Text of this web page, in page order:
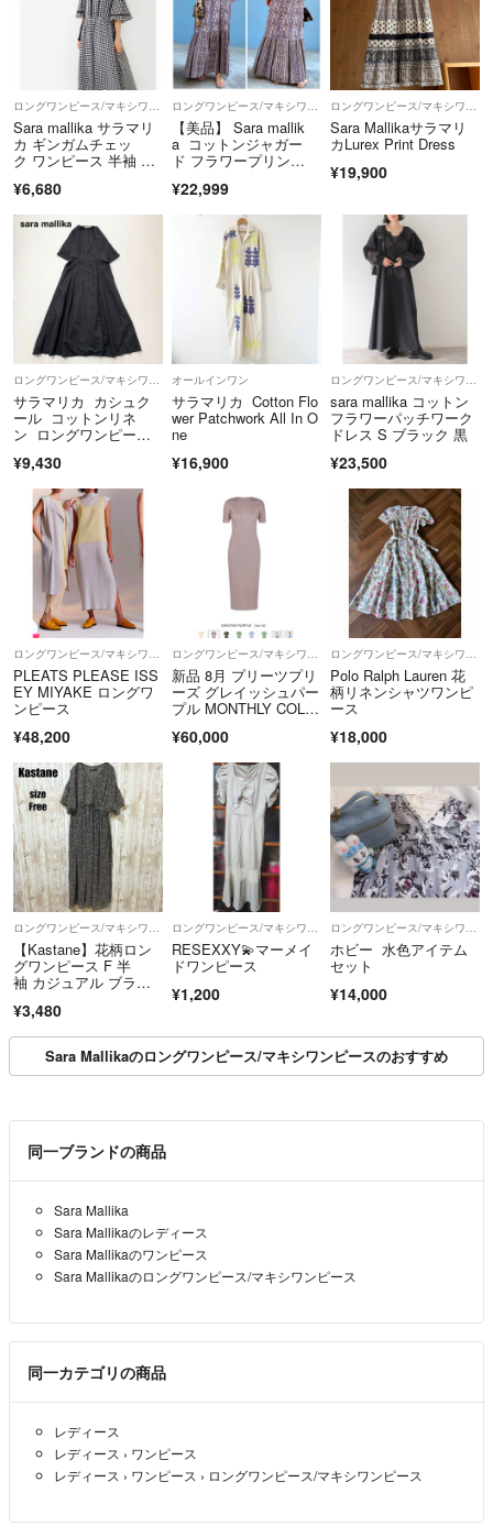
ロングワンピース/マキシワンピース
Sara mallika サラマリ
カ ギンガムチェッ
ク ワンピース 半袖 美
¥6,680
ロングワンピース/マキシワンピース
【美品】 Sara mallik
a コットンジャガー
ド フラワープリン
¥22,999
ロングワンピース/マキシワンピース
Sara Mallikaサラマリ
カLurex Print Dress
¥19,900
ロングワンピース/マキシワンピース
サラマリカ カシュク
ール コットンリネ
ン ロングワンピー
¥9,430
オールインワン
サラマリカ Cotton Flo
wer Patchwork All In O
ne
¥16,900
ロングワンピース/マキシワンピース
sara mallika コットン
フラワーパッチワーク
ドレス S ブラック 黒
¥23,500
ロングワンピース/マキシワンピース
PLEATS PLEASE ISS
EY MIYAKE ロングワ
ンピース
¥48,200
ロングワンピース/マキシワンピース
新品 8月 プリーツプリ
ーズ グレイッシュパー
プル MONTHLY COLO
¥60,000
ロングワンピース/マキシワンピース
Polo Ralph Lauren 花
柄リネンシャツワンピ
ース
¥18,000
ロングワンピース/マキシワンピース
【Kastane】花柄ロン
グワンピース F 半
袖 カジュアル ブラッ
¥3,480
ロングワンピース/マキシワンピース
RESEXXY💫マーメイ
ドワンピース
¥1,200
ロングワンピース/マキシワンピース
ホビー 水色アイテム
セット
¥14,000
Sara Mallikaのロングワンピース/マキシワンピースのおすすめ
同一ブランドの商品
Sara Mallika
Sara Mallikaのレディース
Sara Mallikaのワンピース
Sara Mallikaのロングワンピース/マキシワンピース
同一カテゴリの商品
レディース
レディース › ワンピース
レディース › ワンピース › ロングワンピース/マキシワンピース